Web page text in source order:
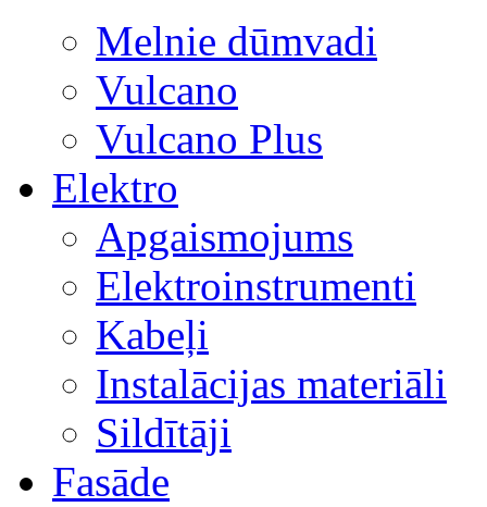
Melnie dūmvadi
Vulcano
Vulcano Plus
Elektro
Apgaismojums
Elektroinstrumenti
Kabeļi
Instalācijas materiāli
Sildītāji
Fasāde